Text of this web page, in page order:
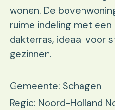
wonen. De
ruime indeling met
dakterras, ideaal voor
gezinnen.
Gemeente: Schagen
Regio: Noord-Holland